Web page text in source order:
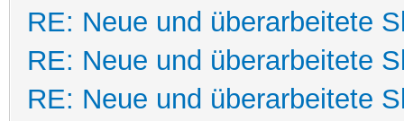
RE: Neue und überarbeitete
RE: Neue und überarbeitete
RE: Neue und überarbeitete